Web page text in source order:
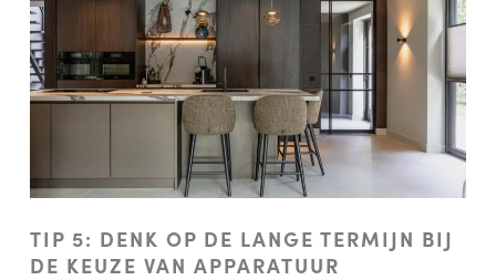
TIP 5: DENK OP DE LANGE TERMIJN BIJ
DE KEUZE VAN APPARATUUR